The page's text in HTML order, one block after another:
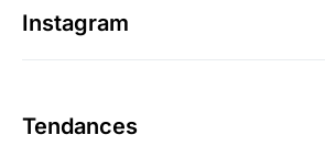
Instagram
Tendances